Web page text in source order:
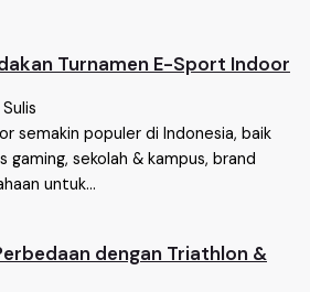
Turnamen E-Sport Indoor
semakin populer di Indonesia, baik
gaming, sekolah & kampus, brand
untuk...
dengan Triathlon &